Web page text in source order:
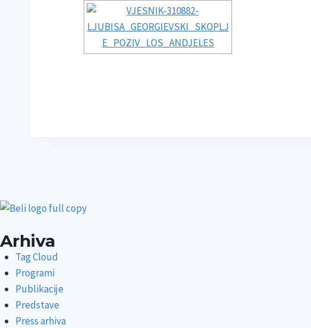
Arhiva
Tag Cloud
Programi
Publikacije
Predstave
Press arhiva